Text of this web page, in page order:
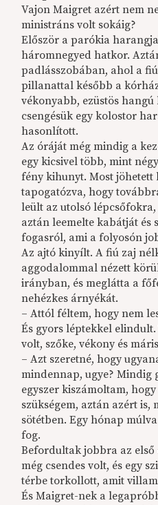
Vajon Maigret azért nem
ministráns volt sokáig?
Először a parókia
háromnegyed hatkor.
padlásszobában, ahol a
pillanattal később a
vékonyabb, ezüstös
csengésük egy kolostor
hasonlított.
Az óráját még mindig a
egy kicsivel több, mint
fény kihunyt. Most jöhetett
tapogatózva, hogy
leült az utolsó
aztán leemelte kabátját és
fogasról, ami a folyosón
Az ajtó kinyílt. A fiú zaj
aggodalommal nézett
irányban, és meglátta a
nehézkes árnyékát.
– Attól féltem, hogy nem
És gyors léptekkel
volt, szőke, vékony és
– Azt szeretné, hogy
mindennap, ugye? Mindig
egyszer kiszámoltam,
szükségem, aztán azért is,
sötétben. Egy hónap
fog.
Befordultak jobbra az
még csendes volt, és egy
térbe torkollott, amit
És Maigret-nek a